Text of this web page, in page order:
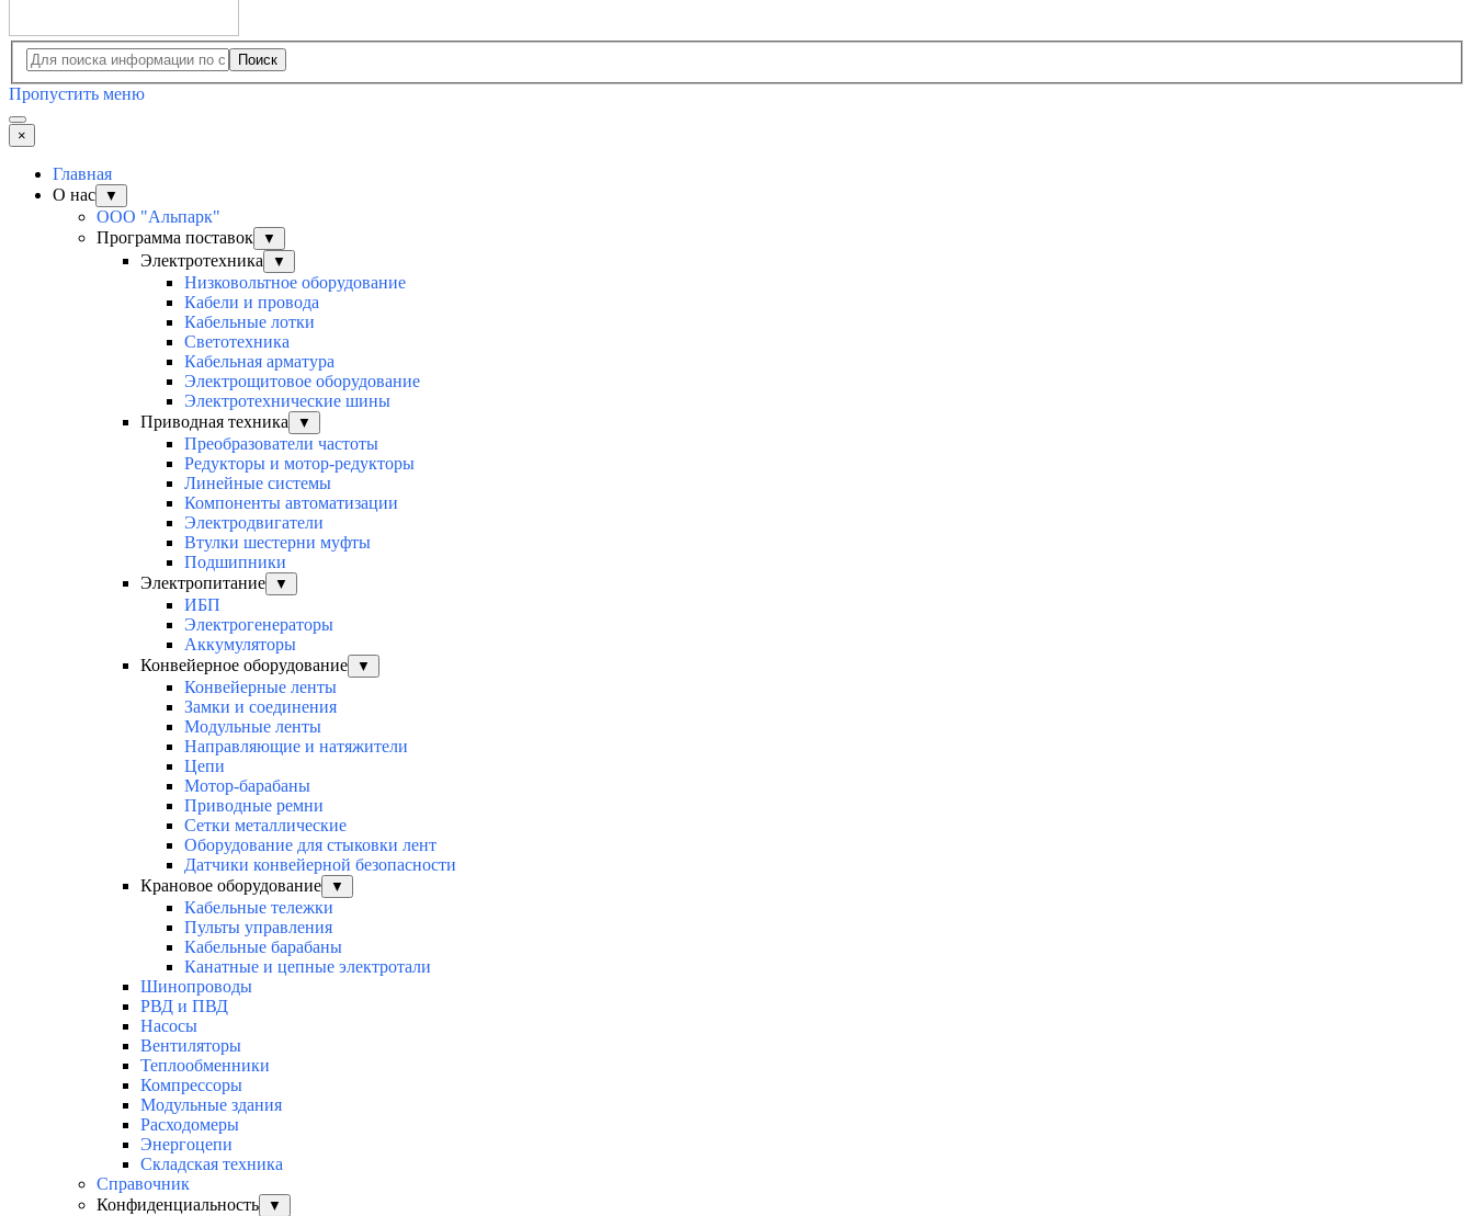
Поиск
Пропустить меню
×
Главная
О нас
▼
ООО "Альпарк"
Программа поставок
▼
Электротехника ▼
Низковольтное оборудование
Кабели и провода
Кабельные лотки
Светотехника
Кабельная арматура
Электрощитовое оборудование
Электротехнические шины
Приводная техника
▼
Преобразователи частоты
Редукторы и мотор-редукторы
Линейные системы
Компоненты автоматизации
Электродвигатели
Втулки шестерни муфты
Подшипники
Электропитание
▼
ИБП
Электрогенераторы
Аккумуляторы
Конвейерное оборудование
▼
Конвейерные ленты
Замки и соединения
Модульные ленты
Направляющие и натяжители
Цепи
Мотор-барабаны
Приводные ремни
Сетки металлические
Оборудование для стыковки лент
Датчики конвейерной безопасности
Крановое оборудование
▼
Кабельные тележки
Пульты управления
Кабельные барабаны
Канатные и цепные электротали
Шинопроводы
РВД и ПВД
Насосы
Вентиляторы
Теплообменники
Компрессоры
Модульные здания
Расходомеры
Энергоцепи
Складская техника
Справочник
Конфиденциальность
▼